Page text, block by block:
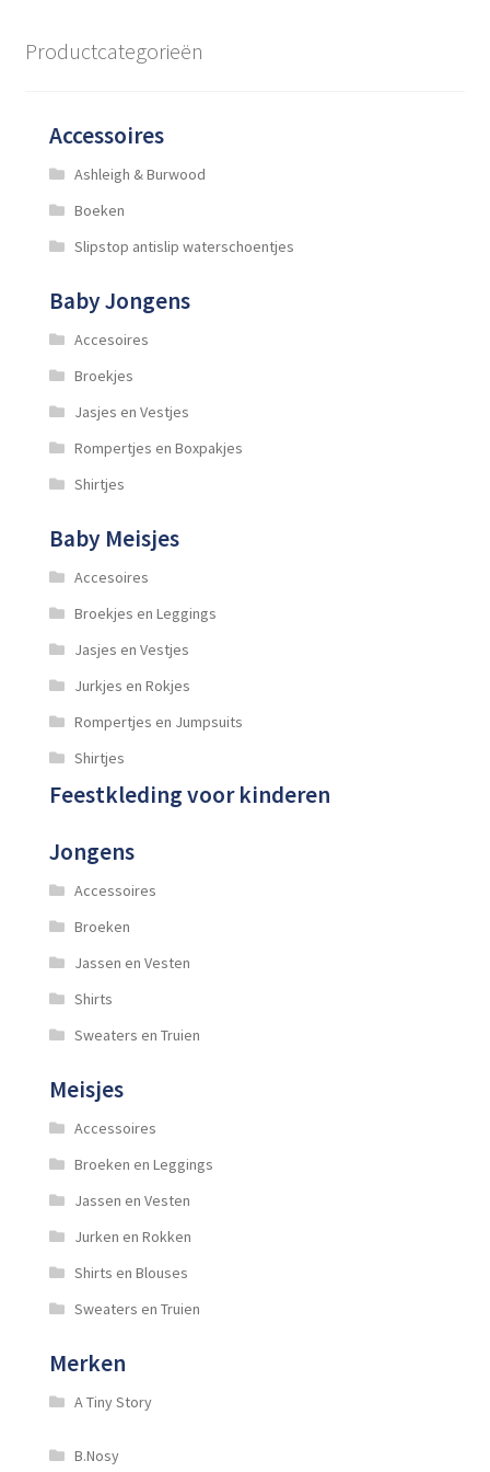
Productcategorieën
Accessoires
Ashleigh & Burwood
Boeken
Slipstop antislip waterschoentjes
Baby Jongens
Accesoires
Broekjes
Jasjes en Vestjes
Rompertjes en Boxpakjes
Shirtjes
Baby Meisjes
Accesoires
Broekjes en Leggings
Jasjes en Vestjes
Jurkjes en Rokjes
Rompertjes en Jumpsuits
Shirtjes
Feestkleding voor kinderen
Jongens
Accessoires
Broeken
Jassen en Vesten
Shirts
Sweaters en Truien
Meisjes
Accessoires
Broeken en Leggings
Jassen en Vesten
Jurken en Rokken
Shirts en Blouses
Sweaters en Truien
Merken
A Tiny Story
B.Nosy